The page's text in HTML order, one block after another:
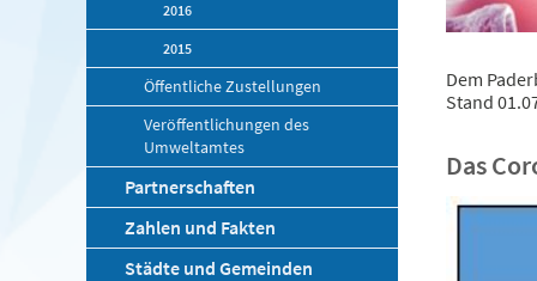
2016
2015
Öffentliche Zustellungen
Veröffentlichungen des
Umweltamtes
Partnerschaften
Zahlen und Fakten
Städte und Gemeinden
Dem
Stand
Das